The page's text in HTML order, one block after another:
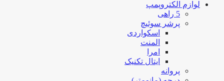
لوازم الکتروپمپ
5 راهی
پرشر سوئیچ
اسکواردی
المنت
امرا
ایتال تکنیک
پروانه